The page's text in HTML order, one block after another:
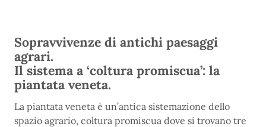
Sopravvivenze di antichi paesaggi
agrari.
Il sistema a ‘coltura promiscua’: la
piantata veneta.
La piantata veneta è un’antica sistemazione dello
spazio agrario, coltura promiscua dove si trovano tre